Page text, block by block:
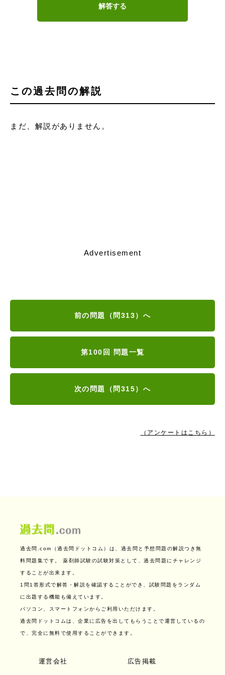
解答する
この過去問の解説
まだ、解説がありません。
Advertisement
前の問題（問313）へ
第100回 問題一覧
次の問題（問315）へ
（アンケートはこちら）
過去問.com（過去問ドットコム）は、過去問と予想問題の解説つき無
料問題集です。 薬剤師試験の試験対策として、過去問題にチャレンジ
することが出来ます。
1問1答形式で解答・解説を確認することができ、試験問題をランダム
に出題する機能も備えています。
パソコン、スマートフォンからご利用いただけます。
過去問ドットコムは、企業に広告を出してもらうことで運営しているの
で、完全に無料で使用することができます。
運営会社 広告掲載